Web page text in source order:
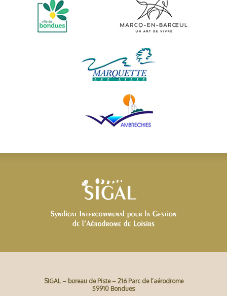
SIGAL – bureau de Piste – 216 Parc de l’aérodrome
59910 Bondues